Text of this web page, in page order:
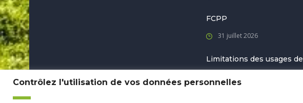
FCPP
31 juillet 2026
Limitations des usages de
Contrôlez l'utilisation de vos données personnelles